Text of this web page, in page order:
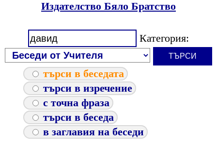
Издателство Бяло Братство
Категория:
търси в беседата
търси в изречение
с точна фраза
търси в беседа
в заглавия на беседи